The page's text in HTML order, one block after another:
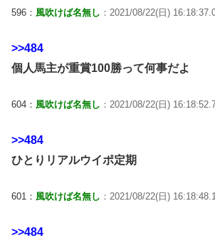
596： 風吹けば名無し ：2021/08/22(日)
>>484
個人馬主が重賞100勝って何事だよ
604： 風吹けば名無し ：2021/08/22(日)
>>484
ひとりリアルウイポ定期
601： 風吹けば名無し ：2021/08/22(日)
>>484